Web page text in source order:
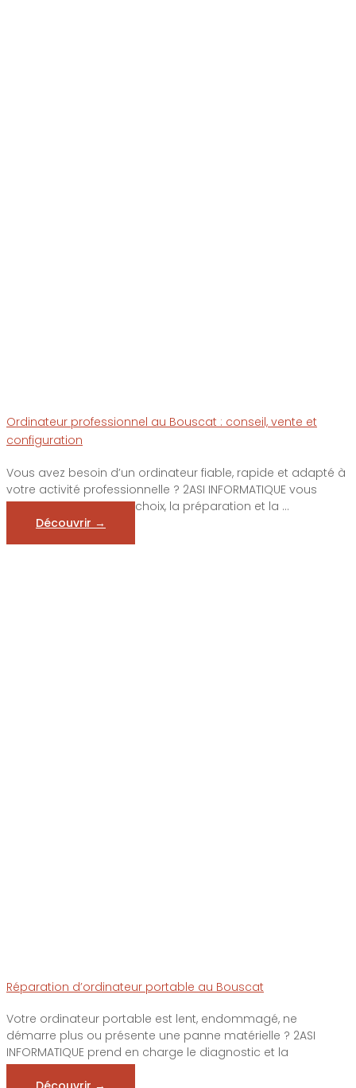
Ordinateur professionnel au Bouscat : conseil, vente et
configuration
Vous avez besoin d’un ordinateur fiable, rapide et adapté à
votre activité professionnelle ? 2ASI INFORMATIQUE vous
accompagne dans le choix, la préparation et la ...
Découvrir →
Réparation d’ordinateur portable au Bouscat
Votre ordinateur portable est lent, endommagé, ne
démarre plus ou présente une panne matérielle ? 2ASI
INFORMATIQUE prend en charge le diagnostic et la
réparation ...